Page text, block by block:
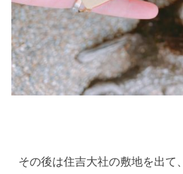
その後は住吉大社の敷地を出て、